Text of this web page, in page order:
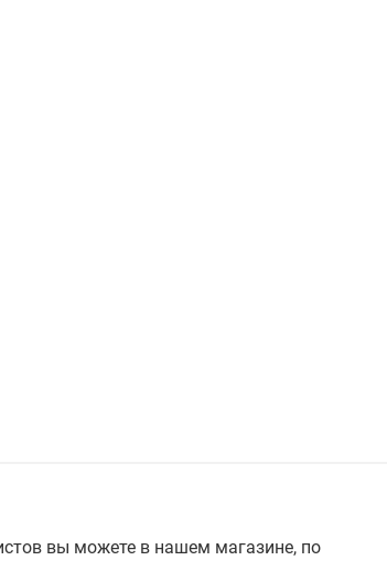
вы можете в нашем магазине, по